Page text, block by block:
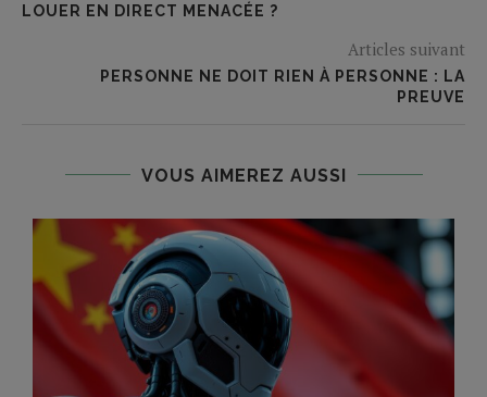
LOUER EN DIRECT MENACÉE ?
Articles suivant
PERSONNE NE DOIT RIEN À PERSONNE : LA
PREUVE
VOUS AIMEREZ AUSSI